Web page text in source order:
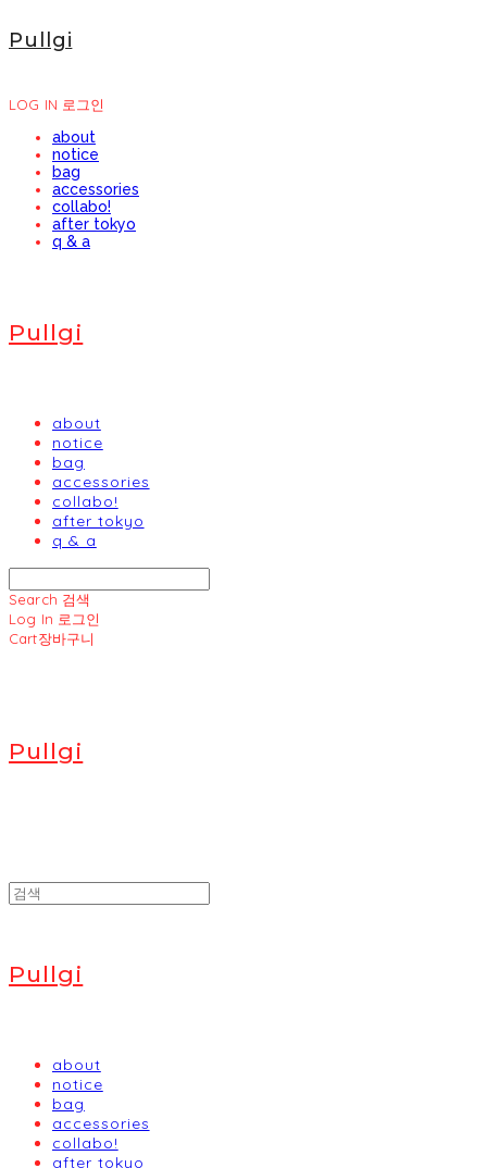
Pullgi
LOG IN 로그인
about
notice
bag
accessories
collabo!
after tokyo
q & a
Pullgi
about
notice
bag
accessories
collabo!
after tokyo
q & a
Search 검색
Log In 로그인
Cart장바구니
Pullgi
Pullgi
about
notice
bag
accessories
collabo!
after tokyo